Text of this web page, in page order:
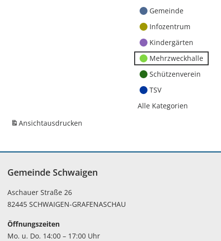
Gemeinde
Infozentrum
Kindergärten
Mehrzweckhalle
Schützenverein
TSV
Alle Kategorien
Ansichtausdrucken
Gemeinde Schwaigen
Aschauer Straße 26
82445 SCHWAIGEN-GRAFENASCHAU
Öffnungszeiten
Mo. u. Do. 14:00 – 17:00 Uhr